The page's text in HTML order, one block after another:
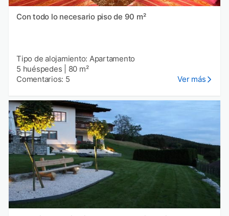
Con todo lo necesario piso de 90 m²
Tipo de alojamiento: Apartamento
5 huéspedes
80 m²
Comentarios: 5
Ver más